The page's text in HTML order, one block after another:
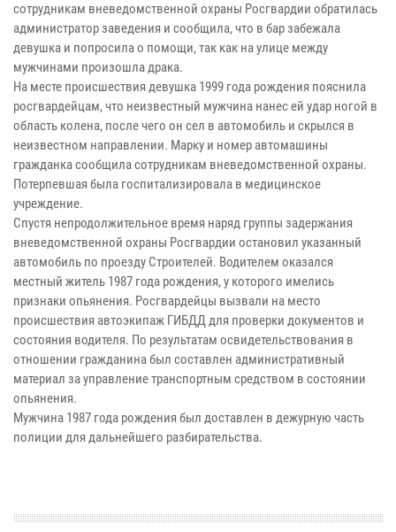
сотрудникам вневедомственной охраны Росгвардии обратилась
администратор заведения и сообщила, что в бар забежала
девушка и попросила о помощи, так как на улице между
мужчинами произошла драка.
На месте происшествия девушка 1999 года рождения пояснила
росгвардейцам, что неизвестный мужчина нанес ей удар ногой в
область колена, после чего он сел в автомобиль и скрылся в
неизвестном направлении. Марку и номер автомашины
гражданка сообщила сотрудникам вневедомственной охраны.
Потерпевшая была госпитализировала в медицинское
учреждение.
Спустя непродолжительное время наряд группы задержания
вневедомственной охраны Росгвардии остановил указанный
автомобиль по проезду Строителей. Водителем оказался
местный житель 1987 года рождения, у которого имелись
признаки опьянения. Росгвардейцы вызвали на место
происшествия автоэкипаж ГИБДД для проверки документов и
состояния водителя. По результатам освидетельствования в
отношении гражданина был составлен административный
материал за управление транспортным средством в состоянии
опьянения.
Мужчина 1987 года рождения был доставлен в дежурную часть
полиции для дальнейшего разбирательства.